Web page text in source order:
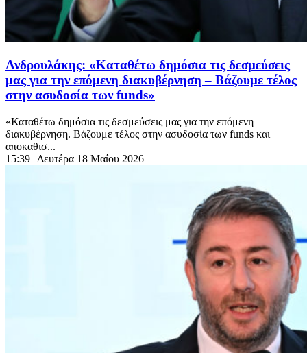
Ανδρουλάκης: «Καταθέτω δημόσια τις δεσμεύσεις
μας για την επόμενη διακυβέρνηση – Βάζουμε τέλος
στην ασυδοσία των funds»
«Καταθέτω δημόσια τις δεσμεύσεις μας για την επόμενη
διακυβέρνηση. Βάζουμε τέλος στην ασυδοσία των funds και
αποκαθισ...
15:39 | Δευτέρα 18 Μαΐου 2026